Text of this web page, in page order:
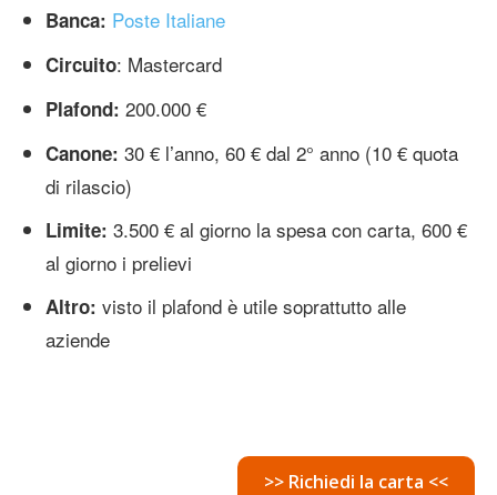
Banca: Poste Italiane
Circuito: Mastercard
Plafond: 200.000 €
Canone: 30 € l’anno, 60 € dal 2° anno (10 € quota
di rilascio)
Limite: 3.500 € al giorno la spesa con carta, 600 €
al giorno i prelievi
Altro: visto il plafond è utile soprattutto alle
aziende
>> Richiedi la carta <<